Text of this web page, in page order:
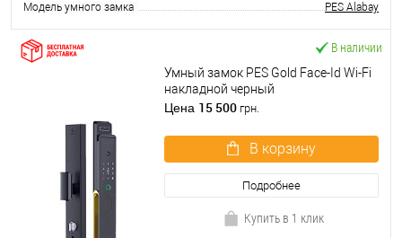
Модель умного замка PES Alabay
В наличии
Умный замок PES Gold Face-Id Wi-Fi
накладной черный
Цена 15 500 грн.
В корзину
Подробнее
Купить в 1 клик